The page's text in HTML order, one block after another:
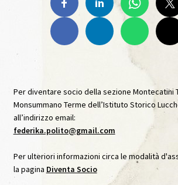
Ante Litteram, 2, 2019
Ante Litteram, 3, 2026
Archivi Multimediali
Archivio Immagini
Audioguida Le carte Svelate
Per diventare socio della sezione Montecatini
Monsummano Terme dell’Istituto Storico
all’indirizzo email:
federika.polito@gmail.com
Per ulteriori informazioni circa le modalità
la pagina Diventa Socio